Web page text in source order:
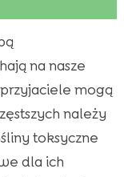
dla
samochodami
otoczeniu
na nasze
mogą
należy
toksyczne
dla ich